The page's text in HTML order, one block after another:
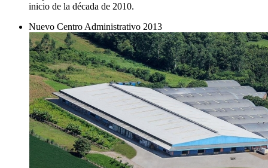
inicio de la década de 2010.
Nuevo Centro Administrativo 2013